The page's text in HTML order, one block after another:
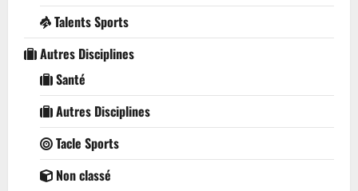
Talents Sports
Autres Disciplines
Santé
Autres Disciplines
Tacle Sports
Non classé